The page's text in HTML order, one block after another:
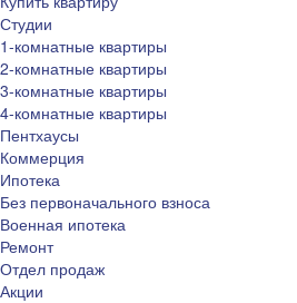
Студии
1-комнатные квартиры
2-комнатные квартиры
3-комнатные квартиры
4-комнатные квартиры
Пентхаусы
Коммерция
Ипотека
Без первоначального взноса
Военная ипотека
Ремонт
Отдел продаж
Акции